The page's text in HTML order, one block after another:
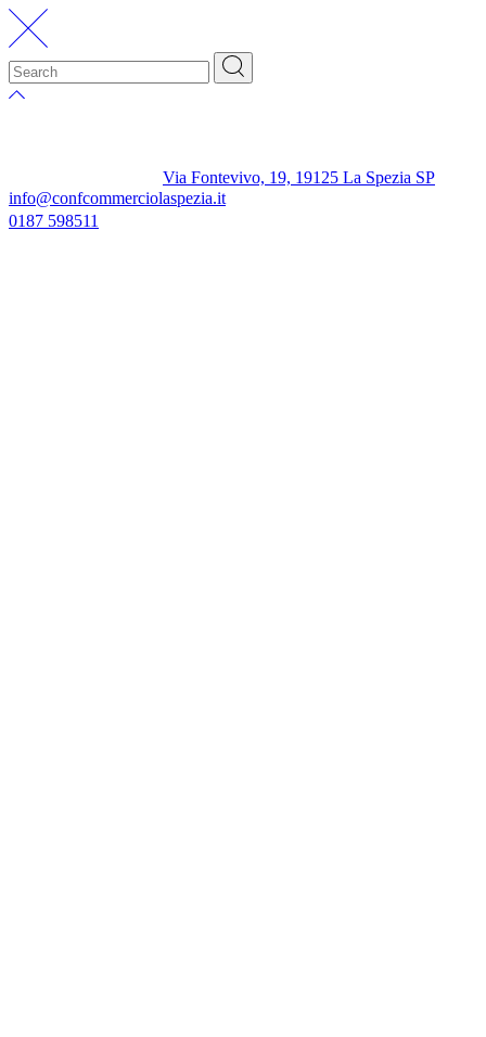
Via Fontevivo, 19, 19125 La Spezia SP
info@confcommerciolaspezia.it
0187 598511